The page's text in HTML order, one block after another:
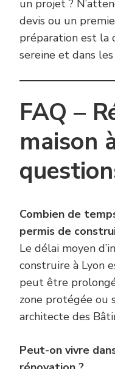
un projet ?
devis ou un
préparation est la
sereine et dans
FAQ –
maison
Combien de
permis de
Le délai moyen
construire à Lyon
peut être
zone protégée ou
architecte des
Peut-on vivre